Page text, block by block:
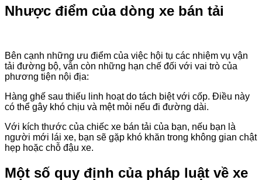
Nhược điểm của dòng xe bán tải
Bên cạnh những ưu điểm của việc hội tụ các nhiệm vụ vận
tải đường bộ, vẫn còn những hạn chế đối với vai trò của
phương tiện nội địa:
Hàng ghế sau thiếu linh hoạt do tách biệt với cốp. Điều này
có thể gây khó chịu và mệt mỏi nếu đi đường dài.
Với kích thước của chiếc xe bán tải của bạn, nếu bạn là
người mới lái xe, bạn sẽ gặp khó khăn trong không gian chật
hẹp hoặc chỗ đậu xe.
Một số quy định của pháp luật về xe